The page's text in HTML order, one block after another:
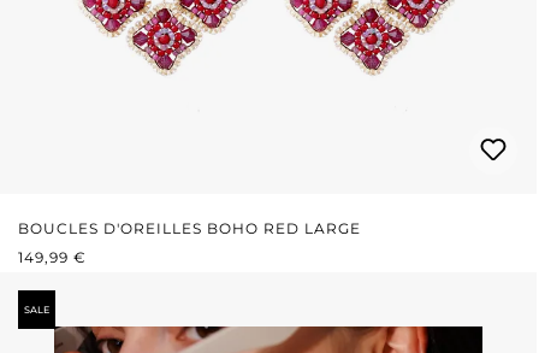
BOUCLES D'OREILLES BOHO RED LARGE
PRIX RÉGULIER :
149,99 €
SALE